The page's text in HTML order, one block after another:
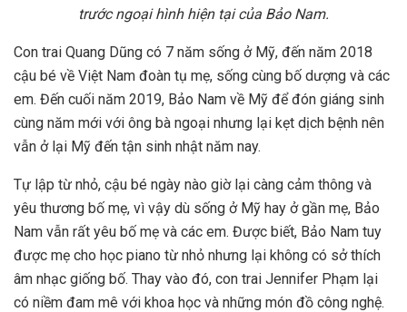
trước ngoại hình hiện tại của Bảo Nam.
Con trai Quang Dũng có 7 năm sống ở Mỹ, đến năm 2018
cậu bé về Việt Nam đoàn tụ mẹ, sống cùng bố dượng và các
em. Đến cuối năm 2019, Bảo Nam về Mỹ để đón giáng sinh
cùng năm mới với ông bà ngoại nhưng lại kẹt dịch bệnh nên
vẫn ở lại Mỹ đến tận sinh nhật năm nay.
Tự lập từ nhỏ, cậu bé ngày nào giờ lại càng cảm thông và
yêu thương bố mẹ, vì vậy dù sống ở Mỹ hay ở gần mẹ, Bảo
Nam vẫn rất yêu bố mẹ và các em. Được biết, Bảo Nam tuy
được mẹ cho học piano từ nhỏ nhưng lại không có sở thích
âm nhạc giống bố. Thay vào đó, con trai Jennifer Phạm lại
có niềm đam mê với khoa học và những món đồ công nghệ.